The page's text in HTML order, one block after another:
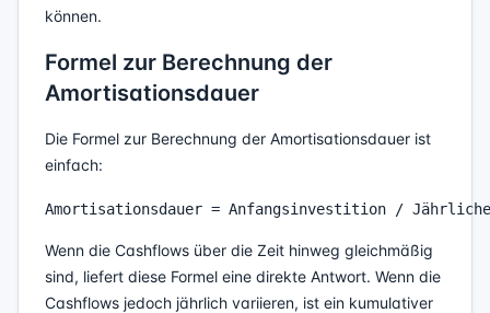
können.
Formel zur Berechnung der
Amortisationsdauer
Die Formel zur Berechnung der Amortisationsdauer ist
einfach:
Wenn die Cashflows über die Zeit hinweg gleichmäßig
sind, liefert diese Formel eine direkte Antwort. Wenn die
Cashflows jedoch jährlich variieren, ist ein kumulativer